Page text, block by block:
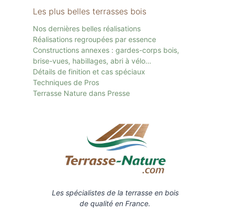
Les plus belles terrasses bois
Nos dernières belles réalisations
Réalisations regroupées par essence
Constructions annexes : gardes-corps bois,
brise-vues, habillages, abri à vélo…
Détails de finition et cas spéciaux
Techniques de Pros
Terrasse Nature dans Presse
Les spécialistes de la terrasse en bois
de qualité en France.